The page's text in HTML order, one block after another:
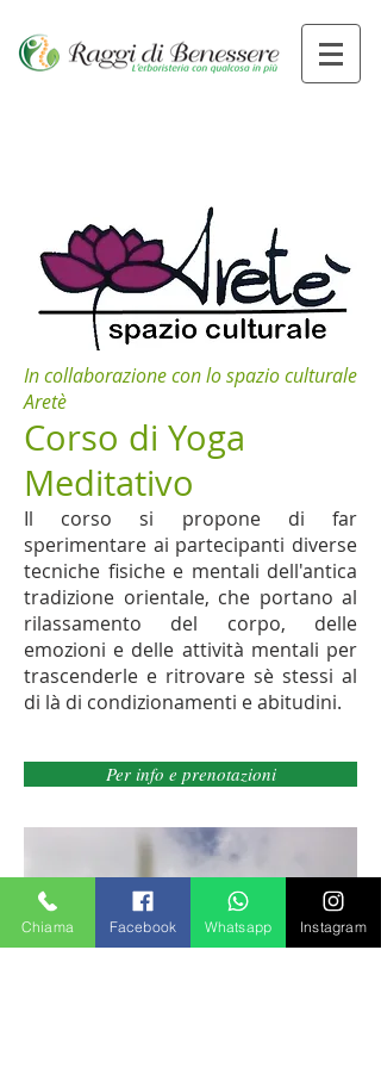
In collaborazione con lo spazio culturale
Aretè
Corso di Yoga
Meditativo
Il corso si propone di far
sperimentare ai partecipanti diverse
tecniche fisiche e mentali dell'antica
tradizione orientale, che portano al
rilassamento del corpo, delle
emozioni e delle attività mentali per
trascenderle e ritrovare sè stessi al
di là di condizionamenti e abitudini.
Per info e prenotazioni
Chiama Facebook Whatsapp Instagram